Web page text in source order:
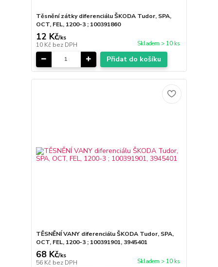
Těsnění zátky diferenciálu ŠKODA Tudor, SPA,
OCT, FEL, 1200-3 ; 100391860
12 Kč/ks
10 Kč bez DPH Skladem > 10 ks
Přidat do košíku
TĚSNĚNÍ VANY diferenciálu ŠKODA Tudor, SPA,
OCT, FEL, 1200-3 ; 100391901, 3945401
68 Kč/ks
56 Kč bez DPH Skladem > 10 ks